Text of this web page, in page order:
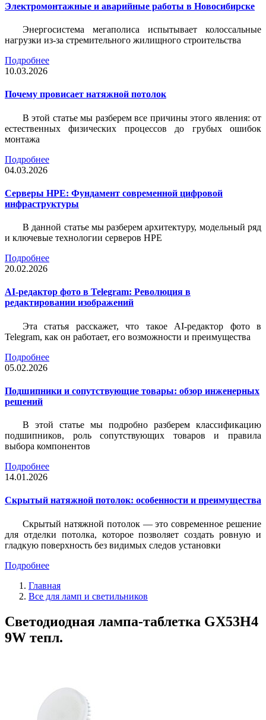
Электромонтажные и аварийные работы в Новосибирске
Энергосистема мегаполиса испытывает колоссальные
нагрузки из-за стремительного жилищного строительства
Подробнее
10.03.2026
Почему провисает натяжной потолок
В этой статье мы разберем все причины этого явления: от
естественных физических процессов до грубых ошибок
монтажа
Подробнее
04.03.2026
Серверы HPE: Фундамент современной цифровой
инфраструктуры
В данной статье мы разберем архитектуру, модельный ряд
и ключевые технологии серверов HPE
Подробнее
20.02.2026
AI-редактор фото в Telegram: Революция в
редактировании изображений
Эта статья расскажет, что такое AI-редактор фото в
Telegram, как он работает, его возможности и преимущества
Подробнее
05.02.2026
Подшипники и сопутствующие товары: обзор инженерных
решений
В этой статье мы подробно разберем классификацию
подшипников, роль сопутствующих товаров и правила
выбора компонентов
Подробнее
14.01.2026
Скрытый натяжной потолок: особенности и преимущества
Скрытый натяжной потолок — это современное решение
для отделки потолка, которое позволяет создать ровную и
гладкую поверхность без видимых следов установки
Подробнее
Главная
Все для ламп и светильников
Светодиодная лампа-таблетка GX53H4
9W тепл.